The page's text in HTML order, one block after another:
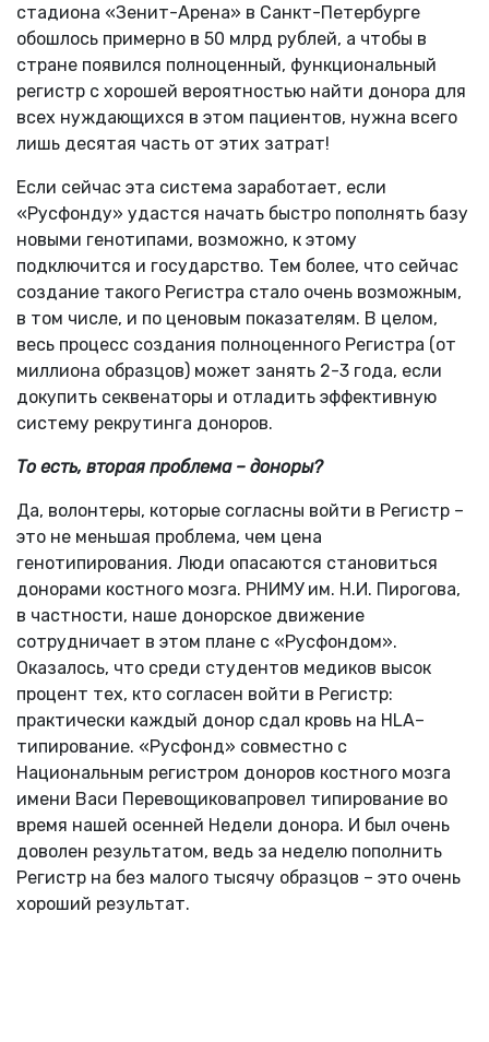
стадиона «Зенит-Арена» в Санкт-Петербурге
обошлось примерно в 50 млрд рублей, а чтобы в
стране появился полноценный, функциональный
регистр с хорошей вероятностью найти донора для
всех нуждающихся в этом пациентов, нужна всего
лишь десятая часть от этих затрат!
Если сейчас эта система заработает, если
«Русфонду» удастся начать быстро пополнять базу
новыми генотипами, возможно, к этому
подключится и государство. Тем более, что сейчас
создание такого Регистра стало очень возможным,
в том числе, и по ценовым показателям. В целом,
весь процесс создания полноценного Регистра (от
миллиона образцов) может занять 2-3 года, если
докупить секвенаторы и отладить эффективную
систему рекрутинга доноров.
То есть, вторая проблема – доноры?
Да, волонтеры, которые согласны войти в Регистр –
это не меньшая проблема, чем цена
генотипирования. Люди опасаются становиться
донорами костного мозга. РНИМУ им. Н.И. Пирогова,
в частности, наше донорское движение
сотрудничает в этом плане с «Русфондом».
Оказалось, что среди студентов медиков высок
процент тех, кто согласен войти в Регистр:
практически каждый донор сдал кровь на HLA–
типирование. «Русфонд» совместно с
Национальным регистром доноров костного мозга
имени Васи Перевощиковапровел типирование во
время нашей осенней Недели донора. И был очень
доволен результатом, ведь за неделю пополнить
Регистр на без малого тысячу образцов – это очень
хороший результат.